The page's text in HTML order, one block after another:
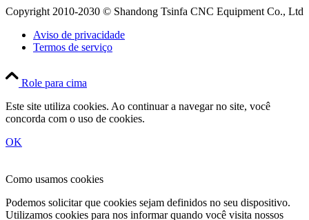
Copyright 2010-2030 © Shandong Tsinfa CNC Equipment Co., Ltd
Aviso de privacidade
Termos de serviço
Role para cima
Este site utiliza cookies. Ao continuar a navegar no site, você
concorda com o uso de cookies.
OK
Como usamos cookies
Podemos solicitar que cookies sejam definidos no seu dispositivo.
Utilizamos cookies para nos informar quando você visita nossos